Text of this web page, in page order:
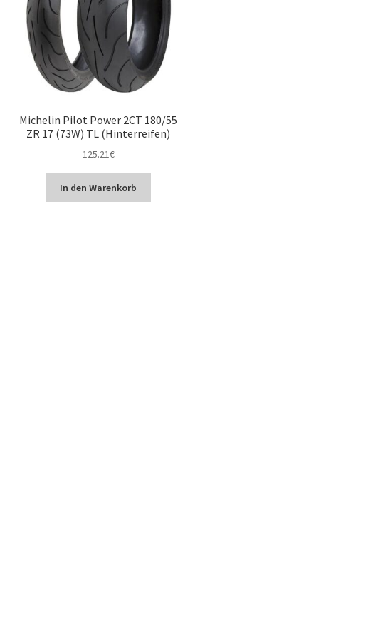
Michelin Pilot Power 2CT 180/55
ZR 17 (73W) TL (Hinterreifen)
125.21€
In den Warenkorb